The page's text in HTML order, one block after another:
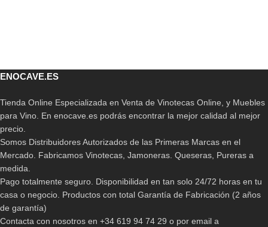
ENOCAVE.ES
Tienda Online Especializada en Venta de Vinotecas Online, y Muebles
para Vino. En enocave.es podrás encontrar la mejor calidad al mejor
precio.
Somos Distribuidores Autorizados de las Primeras Marcas en el
Mercado. Fabricamos Vinotecas, Jamoneras. Queseras, Pureras a
medida.
Pago totalmente seguro. Disponibilidad en tan solo 24/72 horas en tu
casa o negocio. Productos con total Garantía de Fabricación (2 años
de garantía)
Contacta con nosotros en +34 619 94 74 29 o por email a